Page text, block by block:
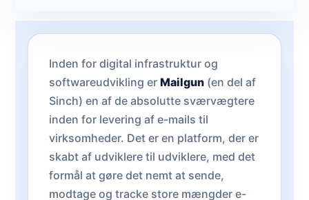
Inden for digital infrastruktur og
softwareudvikling er Mailgun (en del af
Sinch) en af de absolutte sværvægtere
inden for levering af e-mails til
virksomheder. Det er en platform, der er
skabt af udviklere til udviklere, med det
formål at gøre det nemt at sende,
modtage og tracke store mængder e-